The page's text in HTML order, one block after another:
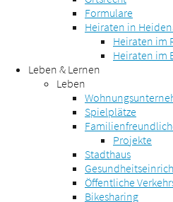
Formulare
Heiraten in
Heiraten im
Heiraten im
Leben & Lernen
Leben
Spielplätze
Projekte
Stadthaus
Öffentliche
Bikesharing